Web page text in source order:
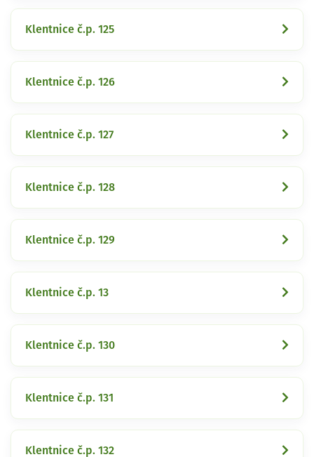
Klentnice č.p. 125
Klentnice č.p. 126
Klentnice č.p. 127
Klentnice č.p. 128
Klentnice č.p. 129
Klentnice č.p. 13
Klentnice č.p. 130
Klentnice č.p. 131
Klentnice č.p. 132